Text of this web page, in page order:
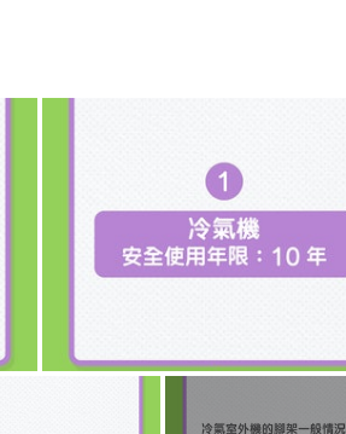
錢能不能買。其實你在問的時候就